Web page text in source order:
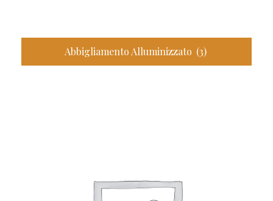
Abbigliamento Alluminizzato (3)